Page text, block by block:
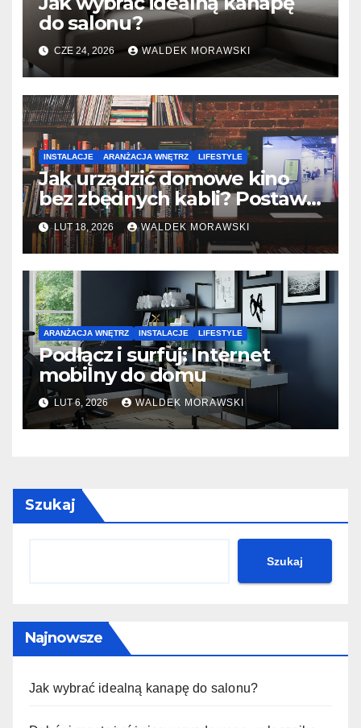
do salonu?
CZE 24, 2026 WALDEK MORAWSKI
INSTALACJE ARANŻACJA WNĘTRZ LIFESTYLE
Jak urządzić domowe kino
bez zbędnych kabli? Postaw
na telewizję online
LUT 18, 2026 WALDEK MORAWSKI
ARANŻACJA WNĘTRZ INSTALACJE LIFESTYLE
Podłącz i surfuj: Internet
mobilny do domu
LUT 6, 2026 WALDEK MORAWSKI
Szukaj
Szukaj
Najnowsze
Jak wybrać idealną kanapę do salonu?